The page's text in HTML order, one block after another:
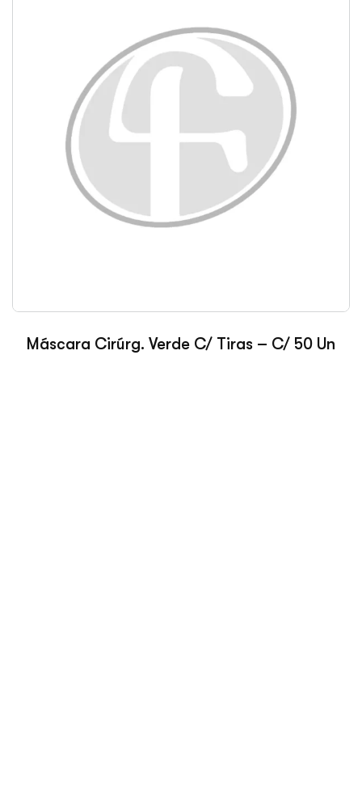
Máscara Cirúrg. Verde C/ Tiras – C/ 50 Un